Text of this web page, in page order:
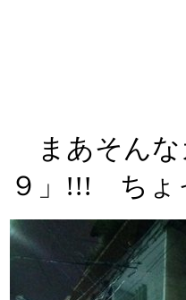
まあそんな
９」!!! ちょ